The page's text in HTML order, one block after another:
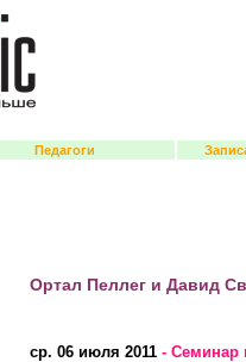
Педагоги
Ортал Пеллег и Давид
ср. 06 июля 2011- Семинар